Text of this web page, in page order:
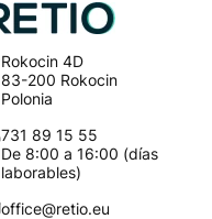
Dirección:
Rokocin 4D
83-200 Rokocin
Polonia
731 89 15 55
De 8:00 a 16:00 (días
laborables)
office@retio.eu